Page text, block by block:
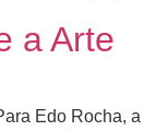
a Arte
Edo Rocha, a